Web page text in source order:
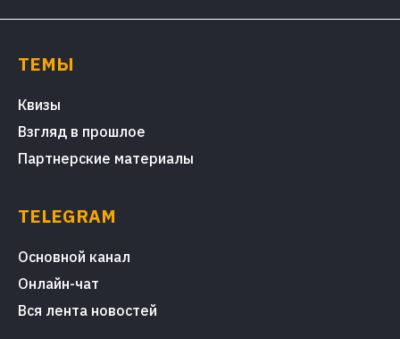
ТЕМЫ
Квизы
Взгляд в прошлое
Партнерские материалы
TELEGRAM
Основной канал
Онлайн-чат
Вся лента новостей